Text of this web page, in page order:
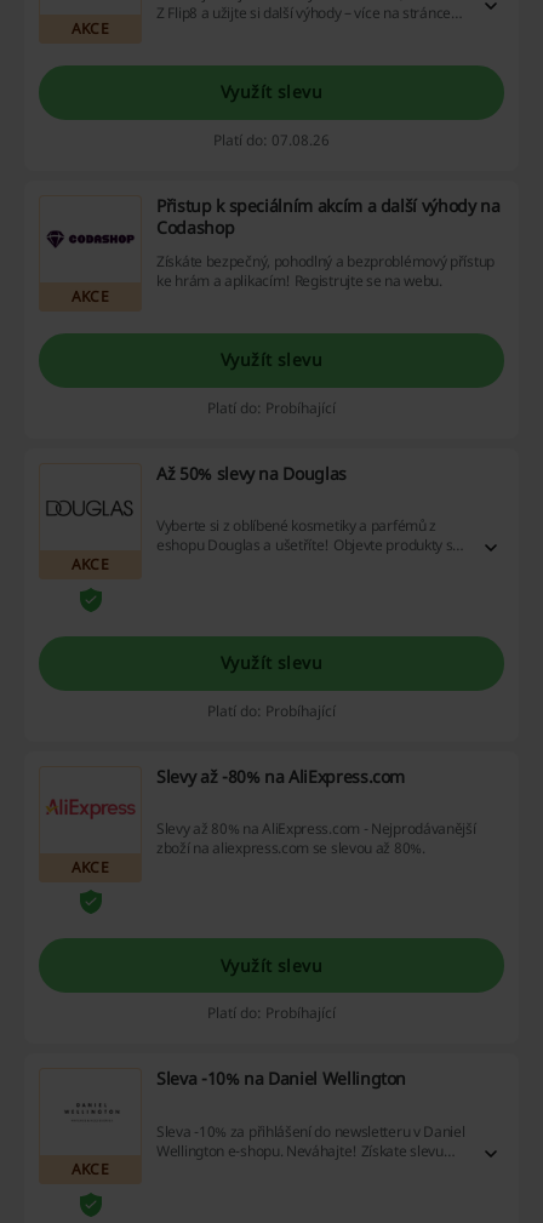
AKCE
Z Flip8 a užijte si další výhody – více na stránce
Využít slevu
Platí do: 07.08.26
AKCE
Přistup k speciálním akcím a další výhody na
Codashop
Získáte bezpečný, pohodlný a bezproblémový přístup
ke hrám a aplikacím! Registrujte se na webu.
Využít slevu
Platí do: Probíhající
AKCE
Až 50% slevy na Douglas
Vyberte si z oblíbené kosmetiky a parfémů z
eshopu Douglas a ušetříte! Objevte produkty se
Využít slevu
Platí do: Probíhající
AKCE
Slevy až -80% na AliExpress.com
Slevy až 80% na AliExpress.com - Nejprodávanější
zboží na aliexpress.com se slevou až 80%.
Využít slevu
Platí do: Probíhající
AKCE
Sleva -10% na Daniel Wellington
Sleva -10% za přihlášení do newsletteru v Daniel
Wellington e-shopu. Neváhajte! Získate slevu